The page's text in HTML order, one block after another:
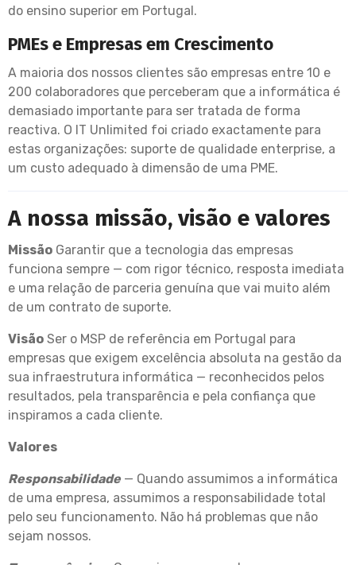
do ensino superior em Portugal.
PMEs e Empresas em Crescimento
A maioria dos nossos clientes são empresas entre 10 e
200 colaboradores que perceberam que a informática é
demasiado importante para ser tratada de forma
reactiva. O IT Unlimited foi criado exactamente para
estas organizações: suporte de qualidade enterprise, a
um custo adequado à dimensão de uma PME.
A nossa missão, visão e valores
Missão Garantir que a tecnologia das empresas
funciona sempre — com rigor técnico, resposta imediata
e uma relação de parceria genuína que vai muito além
de um contrato de suporte.
Visão Ser o MSP de referência em Portugal para
empresas que exigem excelência absoluta na gestão da
sua infraestrutura informática — reconhecidos pelos
resultados, pela transparência e pela confiança que
inspiramos a cada cliente.
Valores
Responsabilidade — Quando assumimos a informática
de uma empresa, assumimos a responsabilidade total
pelo seu funcionamento. Não há problemas que não
sejam nossos.